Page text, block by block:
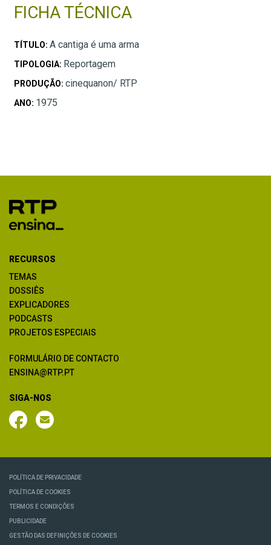
FICHA TÉCNICA
TÍTULO: A cantiga é uma arma
TIPOLOGIA: Reportagem
PRODUÇÃO: cinequanon/ RTP
ANO: 1975
RECURSOS
TEMAS
DOSSIÊS
EXPLICADORES
PODCASTS
PROJETOS ESPECIAIS
FORMULÁRIO DE CONTACTO
ENSINA@RTP.PT
SIGA-NOS
POLÍTICA DE PRIVACIDADE
POLÍTICA DE COOKIES
TERMOS E CONDIÇÕES
PUBLICIDADE
GESTÃO DAS DEFINIÇÕES DE COOKIES